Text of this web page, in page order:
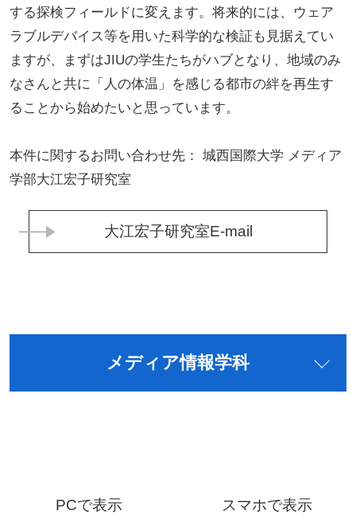
する探検フィールドに変えます。将来的には、ウェア
ラブルデバイス等を用いた科学的な検証も見据えてい
ますが、まずはJIUの学生たちがハブとなり、地域のみ
なさんと共に「人の体温」を感じる都市の絆を再生す
ることから始めたいと思っています。
本件に関するお問い合わせ先： 城西国際大学 メディア
学部大江宏子研究室
大江宏子研究室E-mail
メディア情報学科
PCで表示 スマホで表示